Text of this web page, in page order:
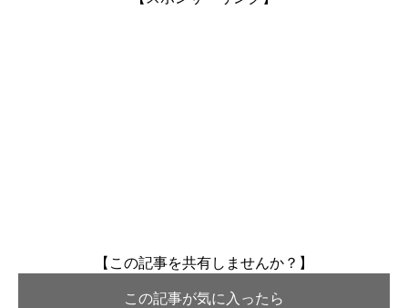
【この記事を共有しませんか？】
この記事が気に入ったら